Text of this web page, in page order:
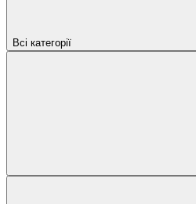
Всі категорії